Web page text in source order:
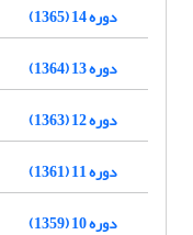
دوره 14 (1365)
دوره 13 (1364)
دوره 12 (1363)
دوره 11 (1361)
دوره 10 (1359)